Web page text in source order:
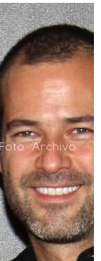
Archivo